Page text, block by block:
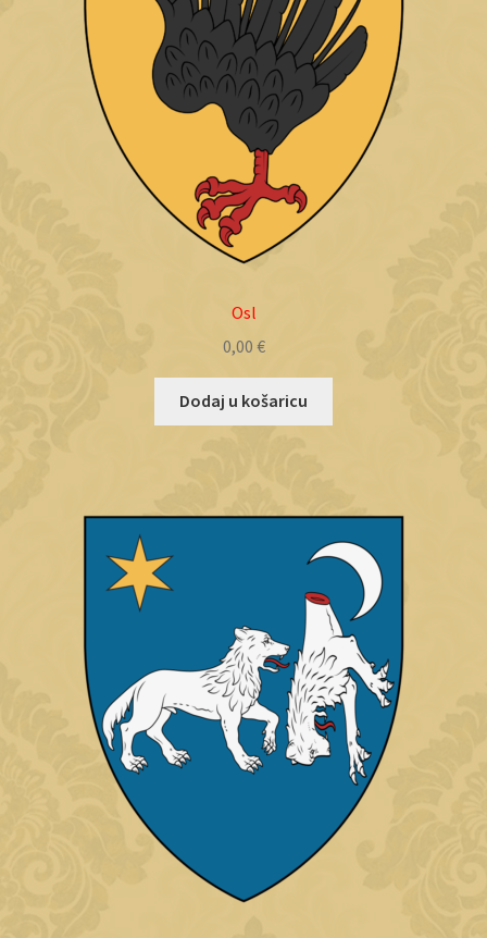
Osl
0,00 €
Dodaj u košaricu